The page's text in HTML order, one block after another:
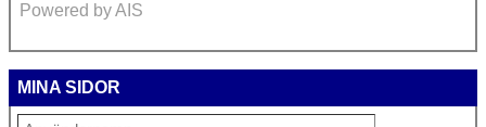
Powered by AIS
MINA SIDOR